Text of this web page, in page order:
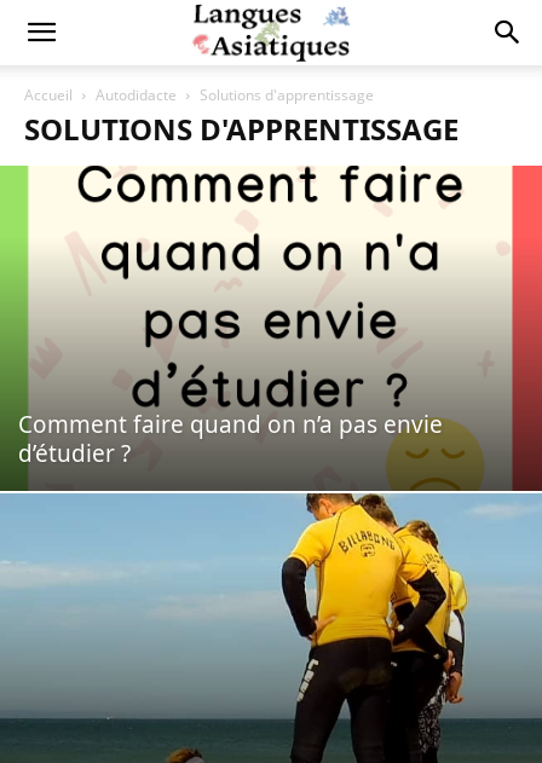
Accueil Autodidacte Solutions d'apprentissage
SOLUTIONS D'APPRENTISSAGE
Comment faire quand on n’a pas envie
d’étudier ?